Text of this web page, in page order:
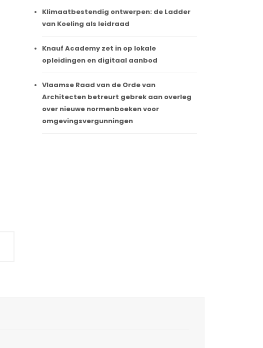
Klimaatbestendig ontwerpen: de Ladder
van Koeling als leidraad
Knauf Academy zet in op lokale
opleidingen en digitaal aanbod
Vlaamse Raad van de Orde van
Architecten betreurt gebrek aan overleg
over nieuwe normenboeken voor
omgevingsvergunningen